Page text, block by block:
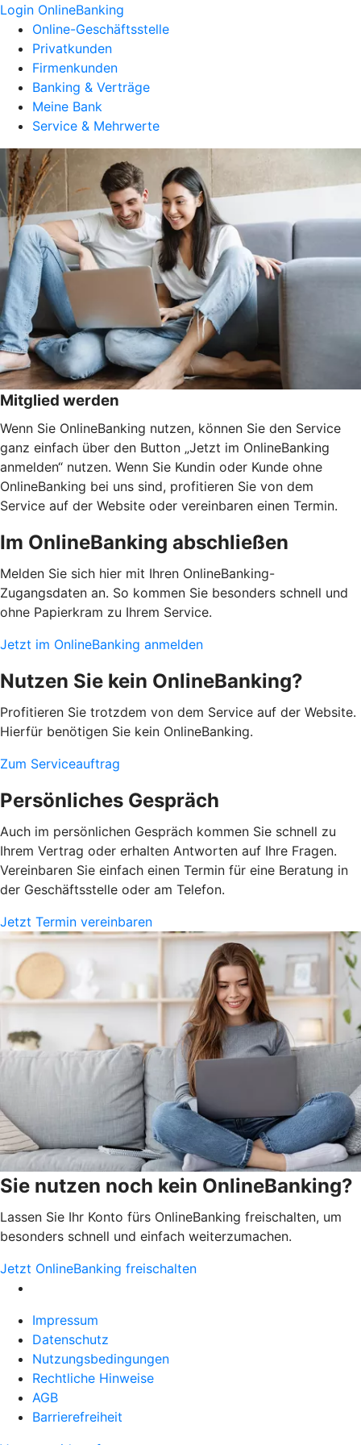
Login OnlineBanking
Online-Geschäftsstelle
Privatkunden
Firmenkunden
Banking & Verträge
Meine Bank
Service & Mehrwerte
Mitglied werden
Wenn Sie OnlineBanking nutzen, können Sie den Service
ganz einfach über den Button „Jetzt im OnlineBanking
anmelden“ nutzen. Wenn Sie Kundin oder Kunde ohne
OnlineBanking bei uns sind, profitieren Sie von dem
Service auf der Website oder vereinbaren einen Termin.
Im OnlineBanking abschließen
Melden Sie sich hier mit Ihren OnlineBanking-
Zugangsdaten an. So kommen Sie besonders schnell und
ohne Papierkram zu Ihrem Service.
Jetzt im OnlineBanking anmelden
Nutzen Sie kein OnlineBanking?
Profitieren Sie trotzdem von dem Service auf der Website.
Hierfür benötigen Sie kein OnlineBanking.
Zum Serviceauftrag
Persönliches Gespräch
Auch im persönlichen Gespräch kommen Sie schnell zu
Ihrem Vertrag oder erhalten Antworten auf Ihre Fragen.
Vereinbaren Sie einfach einen Termin für eine Beratung in
der Geschäftsstelle oder am Telefon.
Jetzt Termin vereinbaren
Sie nutzen noch kein OnlineBanking?
Lassen Sie Ihr Konto fürs OnlineBanking freischalten, um
besonders schnell und einfach weiterzumachen.
Jetzt OnlineBanking freischalten
Impressum
Datenschutz
Nutzungsbedingungen
Rechtliche Hinweise
AGB
Barrierefreiheit